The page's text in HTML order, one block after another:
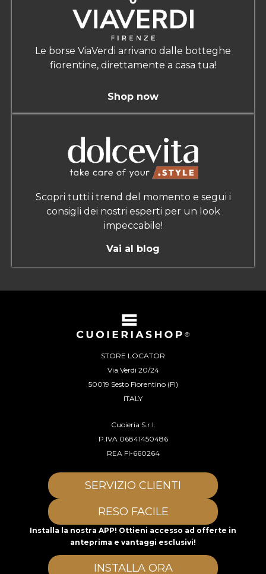
Le borse ViaVerdi arrivano dalle botteghe
fiorentine, direttamente a casa tua!
Shop now
Scopri tutti i trend del momento e segui i
consigli dei nostri esperti per un look
impeccabile!
Vai al blog
STORE LOCATOR
Via Verdi 20/24
50019 Sesto Fiorentino (FI)
ITALY
Cuoieria S.r.l.
P.IVA 06841450486
REA FI-660264
SERVIZIO CLIENTI
RESO FACILE
Installa la nostra APP! Ottieni accesso ad offerte in
anteprima e vantaggi esclusivi!
INSTALLA ORA